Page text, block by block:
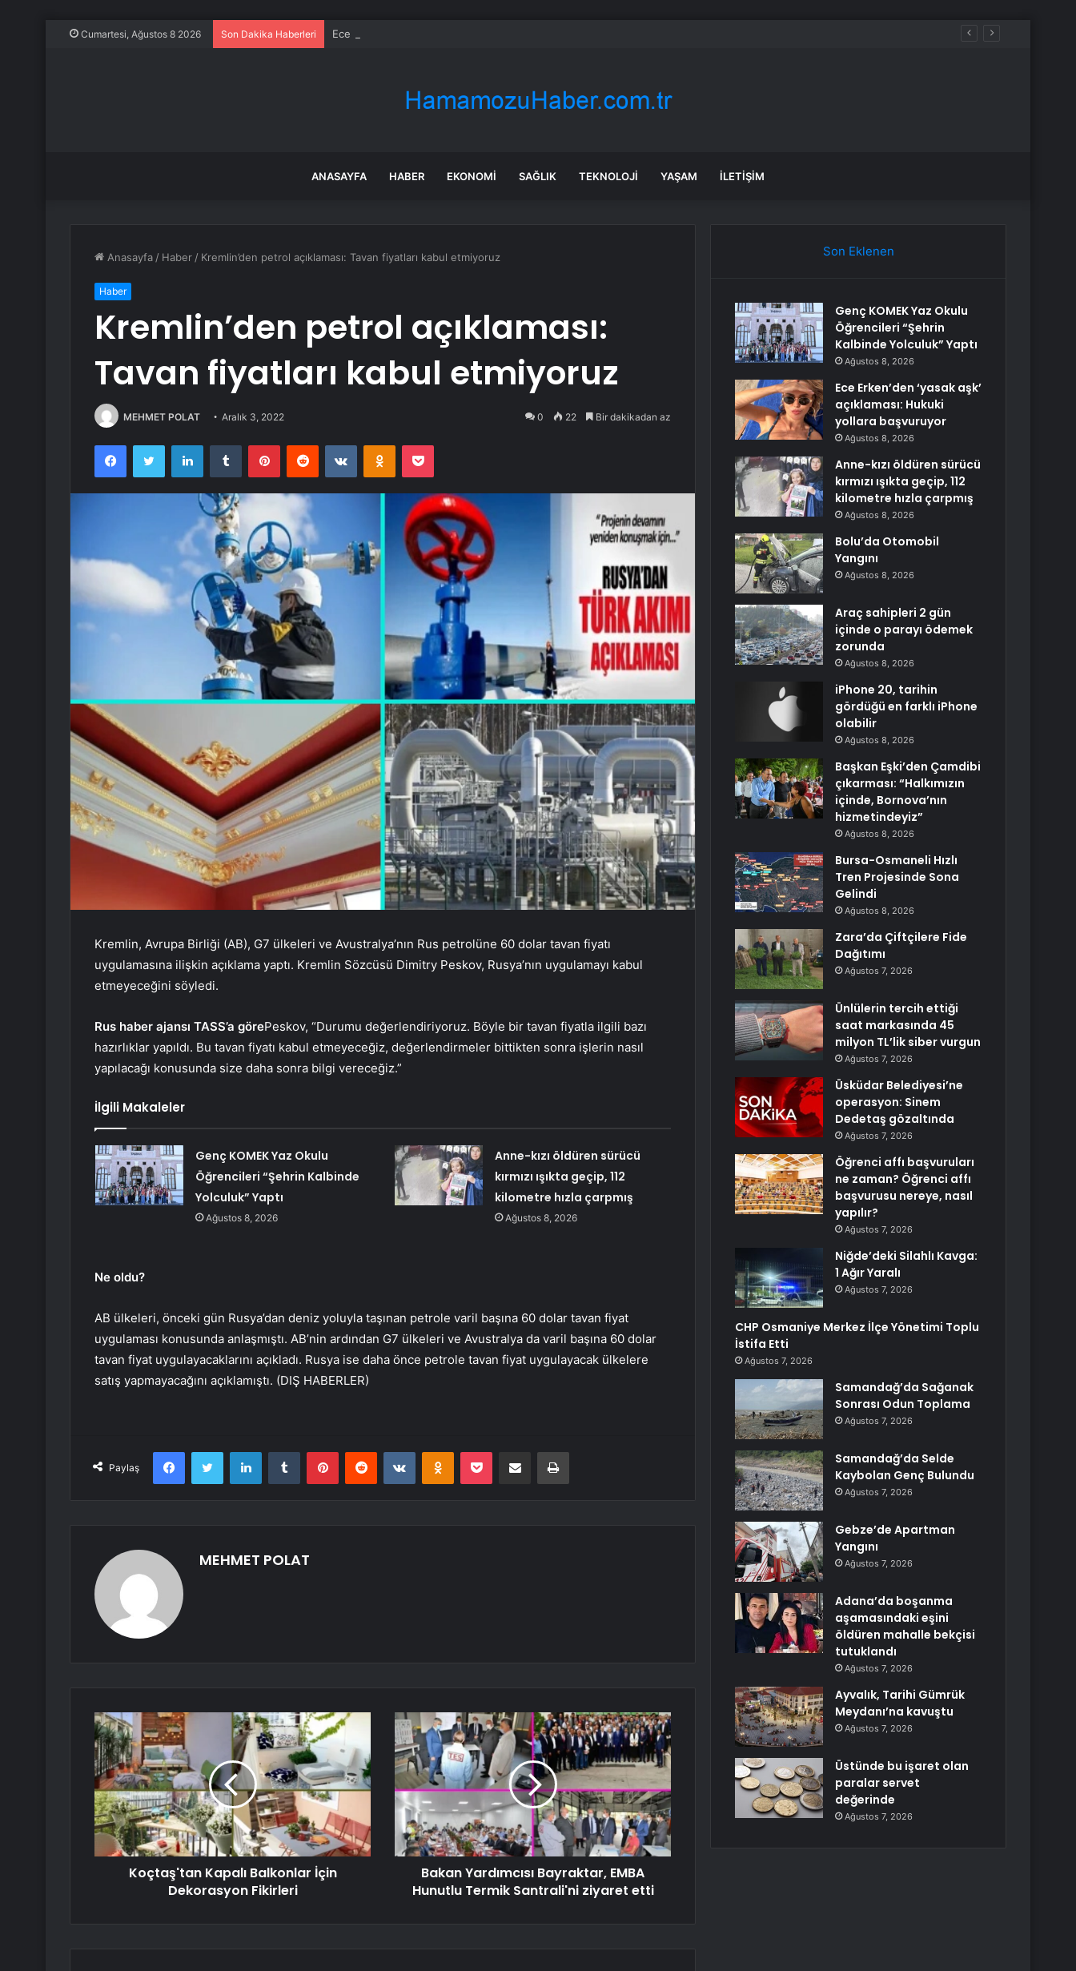
Cumartesi, Ağustos 8 2026 Son Dakika Haberleri Ece Erken’den ‘yasak aşk’ açıklaması: Hukuki yollara başvuruyor
ANASAYFA HABER EKONOMI SAĞLIK TEKNOLOJI YAŞAM İLETIŞIM
Anasayfa / Haber / Kremlin’den petrol açıklaması: Tavan fiyatları kabul etmiyoruz
Haber
Kremlin’den petrol açıklaması:
Tavan fiyatları kabul etmiyoruz
MEHMET POLAT Aralık 3, 2022 0 22 Bir dakikadan az
FacebookTwitter LinkedInTumblr PinterestReddit VKontakteOdnoklassniki
Pocket
Kremlin, Avrupa Birliği (AB), G7 ülkeleri ve Avustralya’nın Rus petrolüne 60 dolar tavan fiyatı
uygulamasına ilişkin açıklama yaptı. Kremlin Sözcüsü Dimitry Peskov, Rusya’nın uygulamayı kabul
etmeyeceğini söyledi.
Rus haber ajansı TASS’a görePeskov, “Durumu değerlendiriyoruz. Böyle bir tavan fiyatla ilgili bazı
hazırlıklar yapıldı. Bu tavan fiyatı kabul etmeyeceğiz, değerlendirmeler bittikten sonra işlerin nasıl
yapılacağı konusunda size daha sonra bilgi vereceğiz.”
İlgili Makaleler
Genç KOMEK Yaz Okulu
Öğrencileri “Şehrin Kalbinde
Yolculuk” Yaptı
Ağustos 8, 2026
Anne-kızı öldüren sürücü
kırmızı ışıkta geçip, 112
kilometre hızla çarpmış
Ağustos 8, 2026
Ne oldu?
AB ülkeleri, önceki gün Rusya’dan deniz yoluyla taşınan petrole varil başına 60 dolar tavan fiyat
uygulaması konusunda anlaşmıştı. AB’nin ardından G7 ülkeleri ve Avustralya da varil başına 60 dolar
tavan fiyat uygulayacaklarını açıkladı. Rusya ise daha önce petrole tavan fiyat uygulayacak ülkelere
satış yapmayacağını açıklamıştı. (DIŞ HABERLER)
Paylaş
FacebookTwitter LinkedInTumblr PinterestReddit VKontakteOdnoklassniki
Pocket E-Posta ile paylaş Yazdır
MEHMET POLAT
Koçtaş'tan Kapalı Balkonlar İçin
Dekorasyon Fikirleri
Bakan Yardımcısı Bayraktar, EMBA
Hunutlu Termik Santrali'ni ziyaret etti
Son Eklenen
Genç KOMEK Yaz Okulu
Öğrencileri “Şehrin
Kalbinde Yolculuk” Yaptı
Ağustos 8, 2026
Ece Erken’den ‘yasak aşk’
açıklaması: Hukuki
yollara başvuruyor
Ağustos 8, 2026
Anne-kızı öldüren sürücü
kırmızı ışıkta geçip, 112
kilometre hızla çarpmış
Ağustos 8, 2026
Bolu’da Otomobil
Yangını
Ağustos 8, 2026
Araç sahipleri 2 gün
içinde o parayı ödemek
zorunda
Ağustos 8, 2026
iPhone 20, tarihin
gördüğü en farklı iPhone
olabilir
Ağustos 8, 2026
Başkan Eşki’den Çamdibi
çıkarması: “Halkımızın
içinde, Bornova’nın
hizmetindeyiz”
Ağustos 8, 2026
Bursa-Osmaneli Hızlı
Tren Projesinde Sona
Gelindi
Ağustos 8, 2026
Zara’da Çiftçilere Fide
Dağıtımı
Ağustos 7, 2026
Ünlülerin tercih ettiği
saat markasında 45
milyon TL’lik siber vurgun
Ağustos 7, 2026
Üsküdar Belediyesi’ne
operasyon: Sinem
Dedetaş gözaltında
Ağustos 7, 2026
Öğrenci affı başvuruları
ne zaman? Öğrenci affı
başvurusu nereye, nasıl
yapılır?
Ağustos 7, 2026
Niğde’deki Silahlı Kavga:
1 Ağır Yaralı
Ağustos 7, 2026
CHP Osmaniye Merkez İlçe Yönetimi Toplu
İstifa Etti
Ağustos 7, 2026
Samandağ’da Sağanak
Sonrası Odun Toplama
Ağustos 7, 2026
Samandağ’da Selde
Kaybolan Genç Bulundu
Ağustos 7, 2026
Gebze’de Apartman
Yangını
Ağustos 7, 2026
Adana’da boşanma
aşamasındaki eşini
öldüren mahalle bekçisi
tutuklandı
Ağustos 7, 2026
Ayvalık, Tarihi Gümrük
Meydanı’na kavuştu
Ağustos 7, 2026
Üstünde bu işaret olan
paralar servet
değerinde
Ağustos 7, 2026